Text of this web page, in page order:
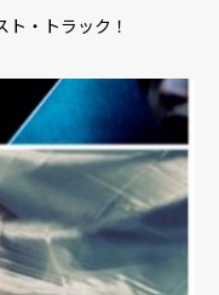
・トラック！